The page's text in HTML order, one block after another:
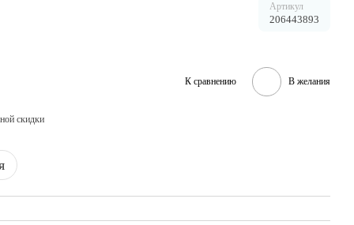
Артикул
206443893
К сравнению В желания
скидки